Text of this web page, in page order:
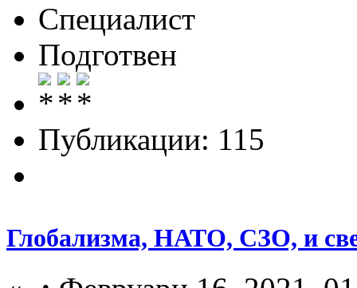
Специалист
Подготвен
Публикации: 115
Глобализма, НАТО, СЗО, и